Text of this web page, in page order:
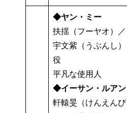
◆ヤン・ミー
扶揺（フーヤオ）／
宇文紫（うぶんし）
役
平凡な使用人
◆イーサン・ルアン
軒轅旻（けんえんび